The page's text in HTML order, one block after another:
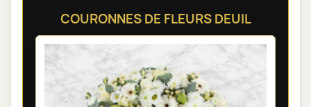
COURONNES DE FLEURS DEUIL